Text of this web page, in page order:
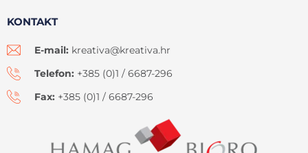
KONTAKT
E-mail: kreativa@kreativa.hr
Telefon: +385 (0)1 / 6687-296
Fax: +385 (0)1 / 6687-296